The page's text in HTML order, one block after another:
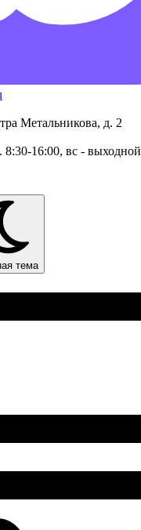
Метальникова, д. 2
8:30-16:00, вс - выходной
тема